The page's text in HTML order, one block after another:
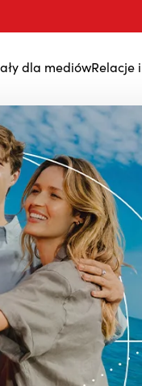
dla mediówRelacje